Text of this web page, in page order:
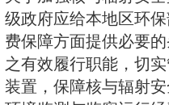
研等其它职能
房、仪器设备
围内。